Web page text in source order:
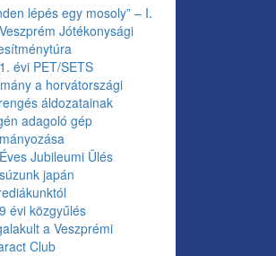
lépés egy mosoly” – I.
Jótékonysági
évi PET/SETS
a horvátországi
áldozatainak
adagoló gép
Jubileumi Ülés
japán
évi közgyűlés
a Veszprémi
Club